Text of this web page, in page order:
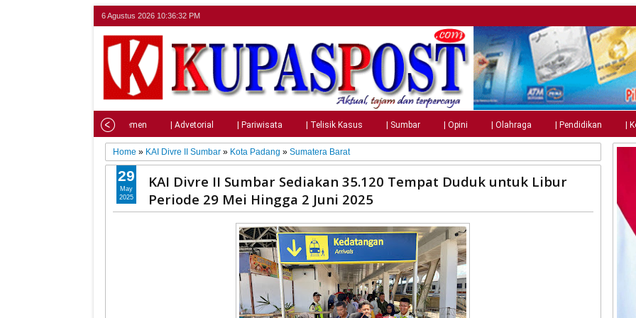
6 Agustus 2026 10:36:33 PM
| Parlemen | Advetorial | Pariwisata | Telisik Kasus | Sumbar | Opini | Olahraga | Pendidikan |
Home » KAI Divre II Sumbar » Kota Padang »Sumatera Barat
KAI Divre II Sumbar Sediakan 35.120 Tempat Duduk untuk Libur
Periode 29 Mei Hingga 2 Juni 2025
29
May
2025